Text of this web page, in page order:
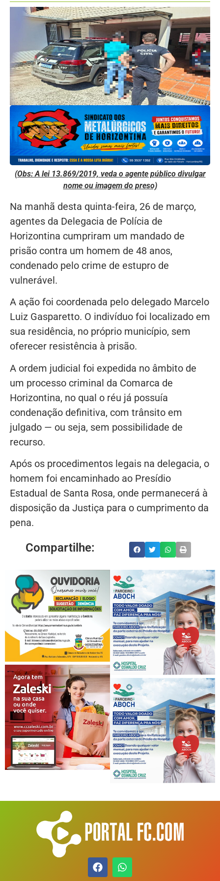
(Obs: A lei 13.869/2019, veda o agente público divulgar
nome ou imagem do preso)
Na manhã desta quinta-feira, 26 de março,
agentes da Delegacia de Polícia de
Horizontina cumpriram um mandado de
prisão contra um homem de 48 anos,
condenado pelo crime de estupro de
vulnerável.
A ação foi coordenada pelo delegado Marcelo
Luiz Gasparetto. O indivíduo foi localizado em
sua residência, no próprio município, sem
oferecer resistência à prisão.
A ordem judicial foi expedida no âmbito de
um processo criminal da Comarca de
Horizontina, no qual o réu já possuía
condenação definitiva, com trânsito em
julgado — ou seja, sem possibilidade de
recurso.
Após os procedimentos legais na delegacia, o
homem foi encaminhado ao Presídio
Estadual de Santa Rosa, onde permanecerá à
disposição da Justiça para o cumprimento da
pena.
Compartilhe: